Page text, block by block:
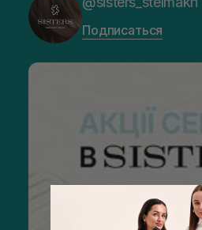
Подписаться